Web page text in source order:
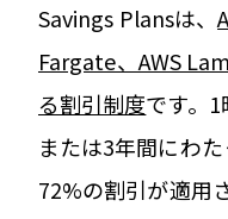
Savings Plansは、
Fargate、AWS
る割引制度です。
または3年間にわ
72%の割引が適用